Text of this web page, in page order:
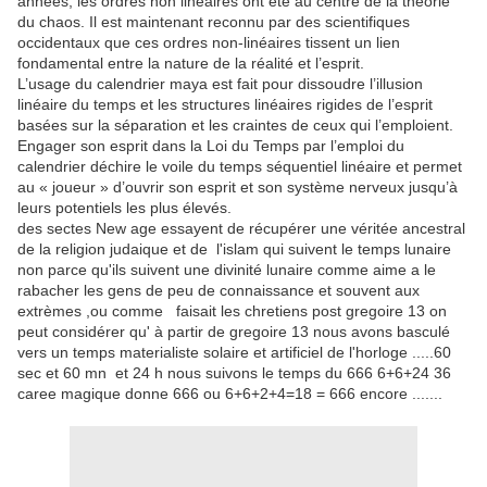
du chaos. Il est maintenant reconnu par des scientifiques
occidentaux que ces ordres non-linéaires tissent un lien
fondamental entre la nature de la réalité et l’esprit.
L’usage du calendrier maya est fait pour dissoudre l’illusion
linéaire du temps et les structures linéaires rigides de l’esprit
basées sur la séparation et les craintes de ceux qui l’emploient.
Engager son esprit dans la Loi du Temps par l’emploi du
calendrier déchire le voile du temps séquentiel linéaire et permet
au « joueur » d’ouvrir son esprit et son système nerveux jusqu’à
leurs potentiels les plus élevés.
des sectes New age essayent de récupérer une véritée ancestral
de la religion judaique et de l'islam qui suivent le temps lunaire
non parce qu'ils suivent une divinité lunaire comme aime a le
rabacher les gens de peu de connaissance et souvent aux
extrèmes ,ou comme faisait les chretiens post gregoire 13 on
peut considérer qu' à partir de gregoire 13 nous avons basculé
vers un temps materialiste solaire et artificiel de l'horloge .....60
sec et 60 mn et 24 h nous suivons le temps du 666 6+6+24 36
caree magique donne 666 ou 6+6+2+4=18 = 666 encore .......